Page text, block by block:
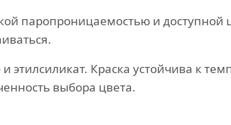
паропроницаемостью и доступной
этилсиликат. Краска устойчива к
выбора цвета.